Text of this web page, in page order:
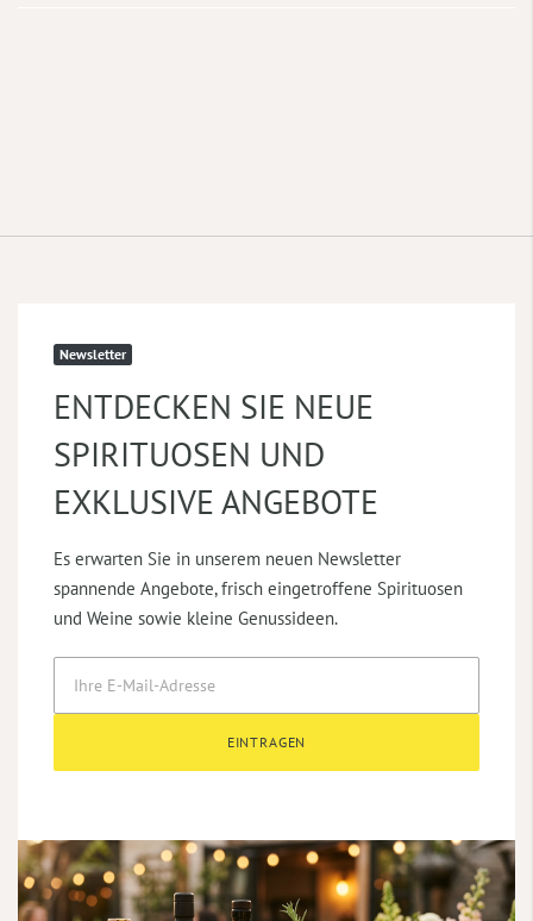
Newsletter
ENTDECKEN SIE NEUE
SPIRITUOSEN UND
EXKLUSIVE ANGEBOTE
Es erwarten Sie in unserem neuen Newsletter
spannende Angebote, frisch eingetroffene Spirituosen
und Weine sowie kleine Genussideen.
EINTRAGEN